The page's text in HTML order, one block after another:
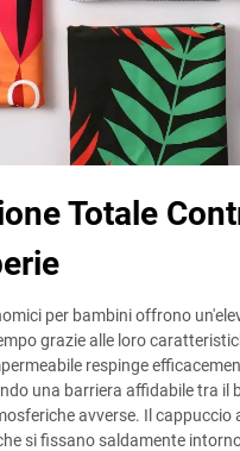
Totale
per bambini offrono
grazie alle loro
respinge
una barriera affidabile tra il
avverse. Il cappuccio
si fissano saldamente